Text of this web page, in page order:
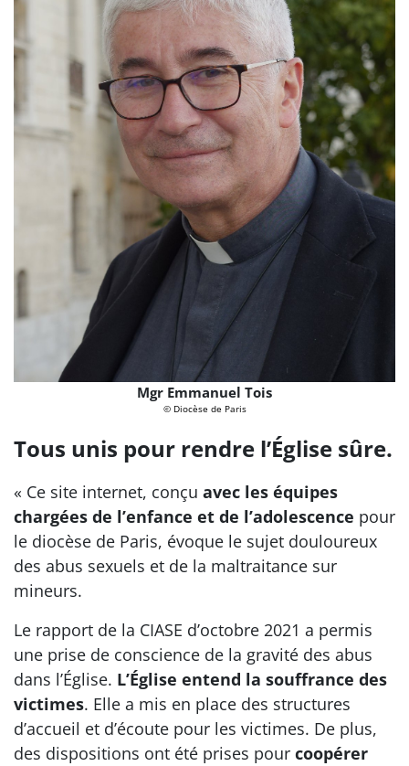
Mgr Emmanuel Tois
© Diocèse de Paris
Tous unis pour rendre l’Église sûre.
« Ce site internet, conçu avec les équipes
chargées de l’enfance et de l’adolescence pour
le diocèse de Paris, évoque le sujet douloureux
des abus sexuels et de la maltraitance sur
mineurs.
Le rapport de la CIASE d’octobre 2021 a permis
une prise de conscience de la gravité des abus
dans l’Église. L’Église entend la souffrance des
victimes. Elle a mis en place des structures
d’accueil et d’écoute pour les victimes. De plus,
des dispositions ont été prises pour coopérer